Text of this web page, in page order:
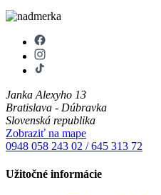
Janka Alexyho 13
Bratislava - Dúbravka
Slovenská republika
Zobraziť na mape
0948 058 243 02 / 645 313 72
Užitočné informácie